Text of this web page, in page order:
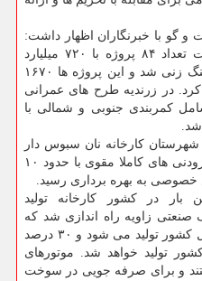
و گو با خبرنگاران اظهار داشت:
به مناسبت فرا رسیدن هفته دولت تعداد ۸۴ پروژه با ۷۲۰ میلیارد
تومان اعتبار در زرندیه افتتاح و کلنگ زنی شد و این پروژه ها ۱۶۷۰
در زرندیه طرح های عمرانی
کمربندی جنوبی و شمالی با
کارخانه نان سبوس دار
بمنظور تولید نان های صنعتی با افزودنی های کاملا مقوی با حدود ۱۰
خصوصی به بهره برداری رسید.
در کشور کارخانه تولید
زاویه راه اندازی شد که
حدود ۷۰ درصد قطعات آن در داخل کشور تولید می شود و ۳۰ درصد
تولید خواهد شد. موتورهای
و برای صرفه جویی در سوخت